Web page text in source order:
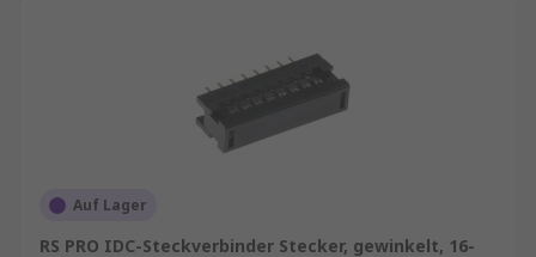
Auf Lager
RS PRO IDC-Steckverbinder Stecker, gewinkelt, 16-